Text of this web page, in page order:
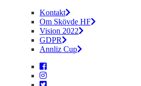
Kontakt
Om Skövde HF
Vision 2022
GDPR
Annliz Cup